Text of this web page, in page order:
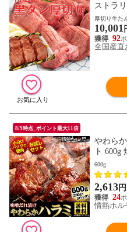
ストラ
厚切り牛た
10,001
92
全国産直
8/9時点_ポイント最大11倍
やわら
ト
ベキュ
(北海道
600g
2,613円
24
情熱ホル